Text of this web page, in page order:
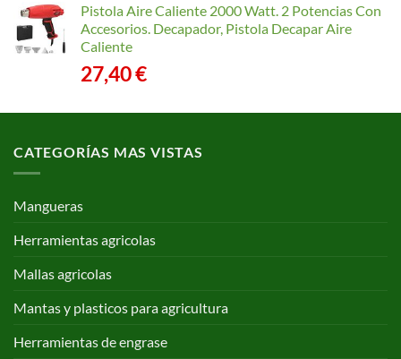
Pistola Aire Caliente 2000 Watt. 2 Potencias Con
Accesorios. Decapador, Pistola Decapar Aire
Caliente
27,40€
CATEGORÍAS MAS VISTAS
Mangueras
Herramientas agricolas
Mallas agricolas
Mantas y plasticos para agricultura
Herramientas de engrase